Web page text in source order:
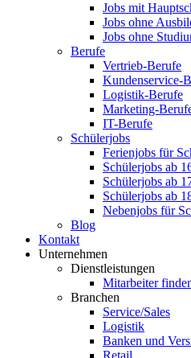
Jobs mit
Jobs ohne
Jobs ohne
Berufe
Vertrieb-Berufe
Kundenservice-
Logistik-Berufe
Marketing-
IT-Berufe
Schülerjobs
Ferienjobs für
Schülerjobs ab
Schülerjobs ab
Schülerjobs ab
Nebenjobs für
Blog
Kontakt
Unternehmen
Dienstleistungen
Mitarbeiter
Branchen
Service/Sales
Logistik
Banken und
Retail